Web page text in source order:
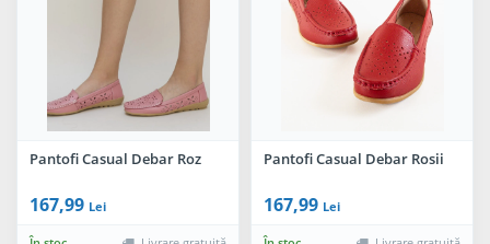
Pantofi Casual Debar Roz
167,99 Lei
Pantofi Casual Debar Rosii
167,99 Lei